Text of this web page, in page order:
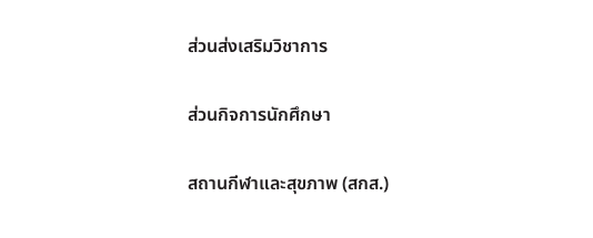
ส่วนส่งเสริมวิชาการ
ส่วนกิจการนักศึกษา
สถานกีฬาและสุขภาพ (สกส.)